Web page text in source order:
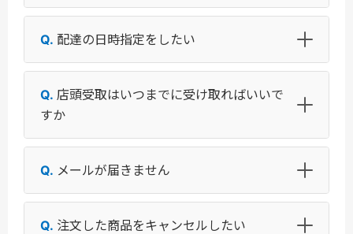
配達の日時指定をしたい
店頭受取はいつまでに受け取ればいいで
すか
メールが届きません
注文した商品をキャンセルしたい